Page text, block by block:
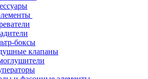
боксы
клапаны